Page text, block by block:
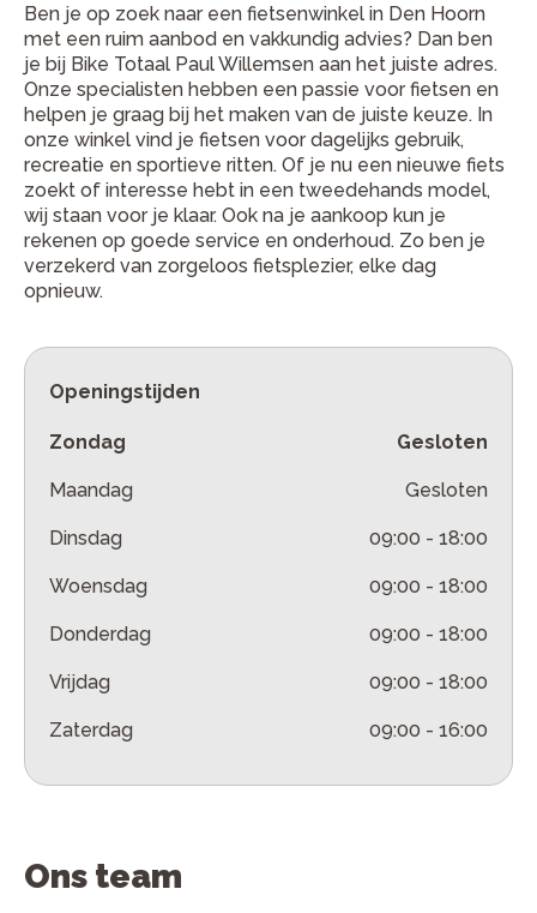
Ben je op zoek naar een fietsenwinkel in Den Hoorn
met een ruim aanbod en vakkundig advies? Dan ben
je bij Bike Totaal Paul Willemsen aan het juiste adres.
Onze specialisten hebben een passie voor fietsen en
helpen je graag bij het maken van de juiste keuze. In
onze winkel vind je fietsen voor dagelijks gebruik,
recreatie en sportieve ritten. Of je nu een nieuwe fiets
zoekt of interesse hebt in een tweedehands model,
wij staan voor je klaar. Ook na je aankoop kun je
rekenen op goede service en onderhoud. Zo ben je
verzekerd van zorgeloos fietsplezier, elke dag
opnieuw.
Openingstijden
Zondag Gesloten
Maandag Gesloten
Dinsdag 09:00 - 18:00
Woensdag 09:00 - 18:00
Donderdag 09:00 - 18:00
Vrijdag 09:00 - 18:00
Zaterdag 09:00 - 16:00
Ons team